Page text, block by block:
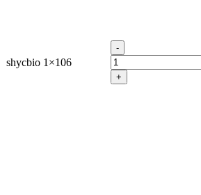
shycbio 1×106
-
+